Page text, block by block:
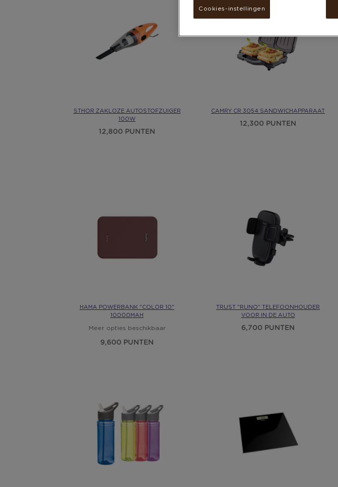
STHOR ZAKLOZE AUTOSTOFZUIGER
100W
12,800 PUNTEN
CAMRY CR 3054 SANDWICHAPPARAAT
12,300 PUNTEN
HAMA POWERBANK "COLOR 10"
10000MAH
Meer opties beschikbaar
9,600 PUNTEN
TRUST "RUNO" TELEFOONHOUDER
VOOR IN DE AUTO
6,700 PUNTEN
Cookies-instellingen